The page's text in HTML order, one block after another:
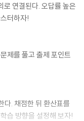
로 연결된다. 오답률 높은
터하자!
제를 풀고 출제 포인트
다. 채점한 뒤 환산표를
습 방향을 설정해 보자!